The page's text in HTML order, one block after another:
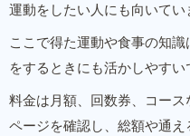
運動をしたい人にも向いてい
ここで得た運動や食事の知
をするときにも活かしやすい
料金は月額、回数券、コー
ページを確認し、総額や通え